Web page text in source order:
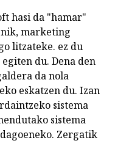
hasi da "hamar"
marketing
litzateke. ez du
du. Dena den
da nola
eskatzen du. Izan
sistema
sistema
Zergatik